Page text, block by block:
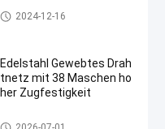
Edelstahl strickte Maschendra
ht
2024-12-16
Edelstahl Gewebtes Drah
tnetz mit 38 Maschen ho
her Zugfestigkeit
SS-Drahtgewebemaschendrah